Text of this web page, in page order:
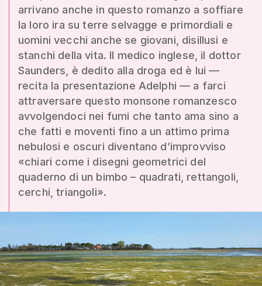
arrivano anche in questo romanzo a soffiare
la loro ira su terre selvagge e primordiali e
uomini vecchi anche se giovani, disillusi e
stanchi della vita. Il medico inglese, il dottor
Saunders, è dedito alla droga ed è lui —
recita la presentazione Adelphi — a farci
attraversare questo monsone romanzesco
avvolgendoci nei fumi che tanto ama sino a
che fatti e moventi fino a un attimo prima
nebulosi e oscuri diventano d’improvviso
«chiari come i disegni geometrici del
quaderno di un bimbo – quadrati, rettangoli,
cerchi, triangoli».